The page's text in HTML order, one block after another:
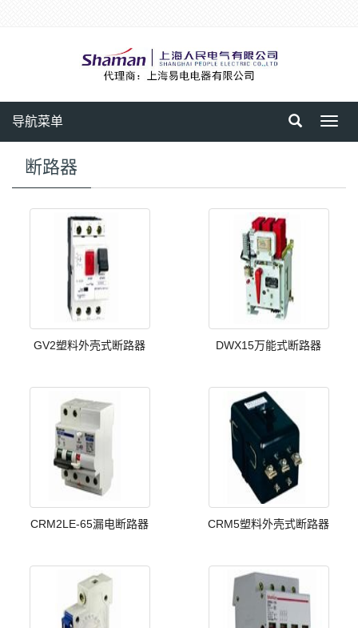
导航菜单
断路器
GV2塑料外壳式断路器 DWX15万能式断路器
CRM2LE-65漏电断路器 CRM5塑料外壳式断路器